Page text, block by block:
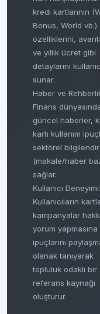
kredi kartlarının
Bonus, World vb.)
özelliklerini,
ve yıllık ücret gibi
detaylarını
sunar.
Haber ve
Finans
güncel haberler,
kartı kullanım
sektörel
(makale/haber
sağlar.
Kullanıcı Deneyimi:
Kullanıcıların
kampanyalar
yorum yapmasına
ipuçlarını
olanak tanıyarak
topluluk odaklı bir
referans kaynağı
oluşturur.